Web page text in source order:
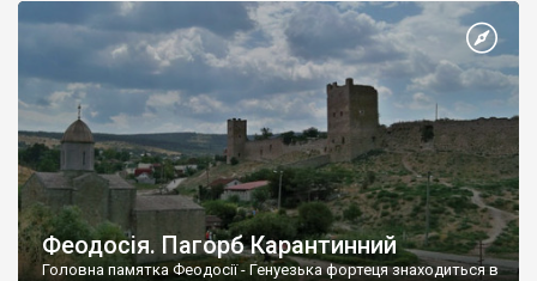
Феодосія. Пагорб Карантинний
Головна памятка Феодосії - Генуезька фортеця знаходиться в